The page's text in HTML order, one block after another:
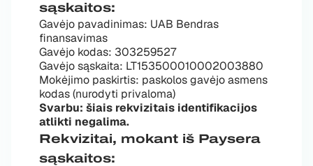
sąskaitos:
Gavėjo pavadinimas: UAB Bendras
finansavimas
Gavėjo kodas: 303259527
Gavėjo sąskaita: LT153500010002003880
Mokėjimo paskirtis: paskolos gavėjo asmens
kodas (nurodyti privaloma)
Svarbu: šiais rekvizitais identifikacijos
atlikti negalima.
Rekvizitai, mokant iš Paysera
sąskaitos: